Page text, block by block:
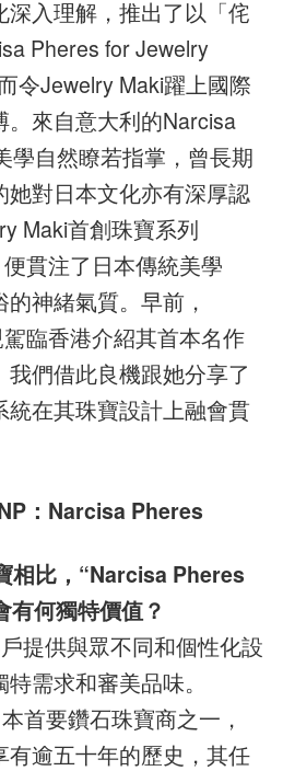
入理解，推出了以「侘
Pheres for Jewelry
令Jewelry Maki躍上國際
。來自意大利的Narcisa
學自然瞭若指掌，曾長期
對日本文化亦有深厚認
Maki首創珠寶系列
貫注了日本傳統美學
的神緒氣質。早前，
臨香港介紹其首本名作
我們借此良機跟她分享了
統在其珠寶設計上融會貫
：Narcisa Pheres
相比，“Narcisa Pheres
何獨特價值？
提供與眾不同和個性化設
需求和審美品味。
首要鑽石珠寶商之一，
逾五十年的歷史，其任